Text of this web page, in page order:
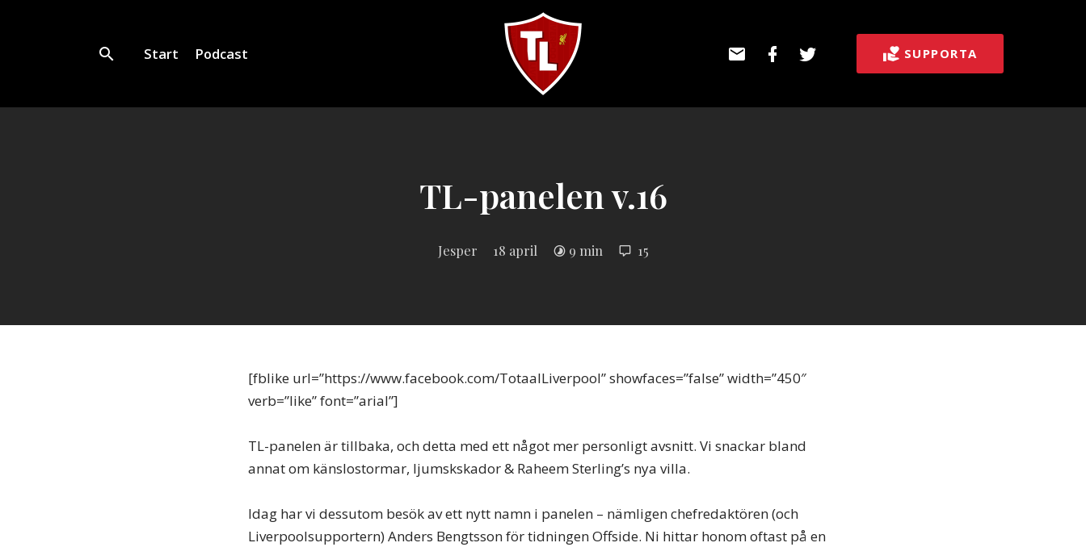
Sveriges
Start Podcast post
Facebook SUPPORTA
TL-panelen v.16
Jesper 18 april 9 min 15
[fblike url=”https://www.facebook.com/TotaalLiverpool” showfaces=”false” width=”450″
verb=”like” font=”arial”]
TL-panelen är tillbaka, och detta med ett något mer personligt avsnitt. Vi snackar bland
annat om känslostormar, ljumskskador & Raheem Sterling’s nya villa.
Idag har vi dessutom besök av ett nytt namn i panelen – nämligen chefredaktören (och
Liverpoolsupportern) Anders Bengtsson för tidningen Offside. Ni hittar honom oftast på en